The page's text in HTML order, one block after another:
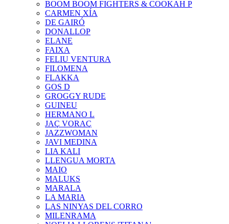
BOOM BOOM FIGHTERS & COOKAH P
CARMEN XÍA
DE GAIRÓ
DONALLOP
ELANE
FAIXA
FELIU VENTURA
FILOMENA
FLAKKA
GOS D
GROGGY RUDE
GUINEU
HERMANO L
JAÇ VORAÇ
JAZZWOMAN
JAVI MEDINA
LIA KALI
LLENGUA MORTA
MAIO
MALUKS
MARALA
LA MARIA
LAS NINYAS DEL CORRO
MILENRAMA